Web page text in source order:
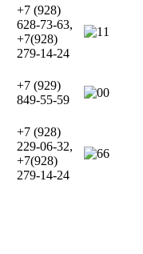
+7 (928)
628-73-63,
+7(928)
279-14-24
1
+7 (929)
849-55-59
0
+7 (928)
229-06-32,
+7(928)
279-14-24
6